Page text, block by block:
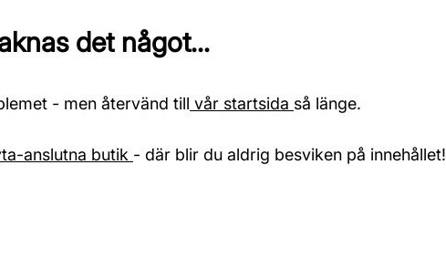
det något...
- men återvänd till vår startsida så länge.
anslutna butik - där blir du aldrig besviken på innehållet!